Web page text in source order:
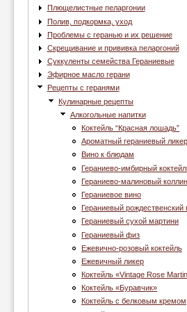
Плющелистные пеларгонии
Полив, подкормка, уход
Проблемы с геранью и их решение
Скрещивание и прививка пеларгоний
Суккуленты семейства Гераниевые
Эфирное масло герани
Рецепты с геранями
Кулинарные рецепты
Алкогольные напитки
Коктейль “Красная лошадь”
Ароматный гераниевый ликер
Вино к блюдам
Гераниево-имбирный
Гераниево-малиновый
Гераниевое вино
Гераниевый рождественский
Гераниевый сухой мартини
Гераниевый физ
Ежевично-розовый коктейль
Ежевичный ликер
Коктейль «Vintage Rose
Коктейль «Буравчик»
Коктейль с белковым кремом